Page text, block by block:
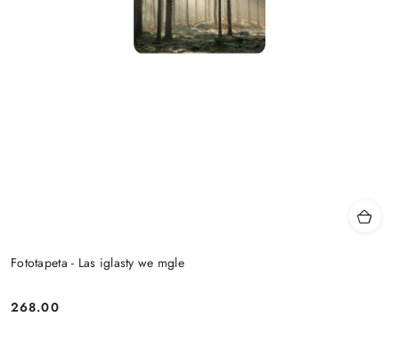
Fototapeta - Las iglasty we mgle
Cena:
268.00